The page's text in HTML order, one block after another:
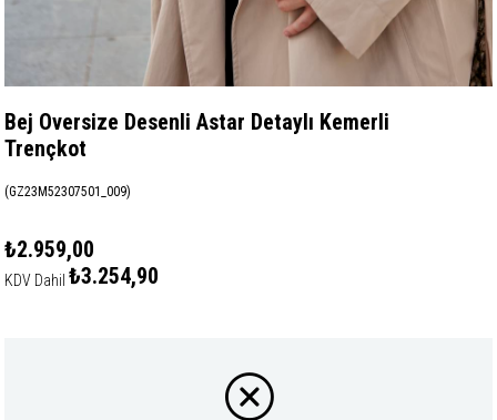
Bej Oversize Desenli Astar Detaylı Kemerli
Trençkot
(GZ23M52307501_009)
₺2.959,00
KDV Dahil ₺3.254,90